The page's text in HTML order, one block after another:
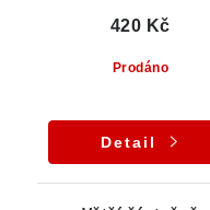
Prodáno
420 Kč
Detail